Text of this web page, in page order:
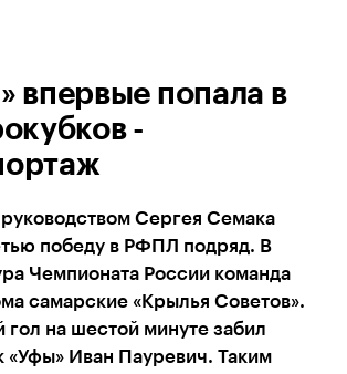
впервые попала в
-
Сергея Семака
победу в РФПЛ подряд. В
Чемпионата России команда
самарские «Крылья Советов».
гол на шестой минуте забил
«Уфы» Иван Пауревич. Таким